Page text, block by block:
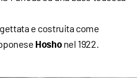
e costruita come
Hoshonel 1922.